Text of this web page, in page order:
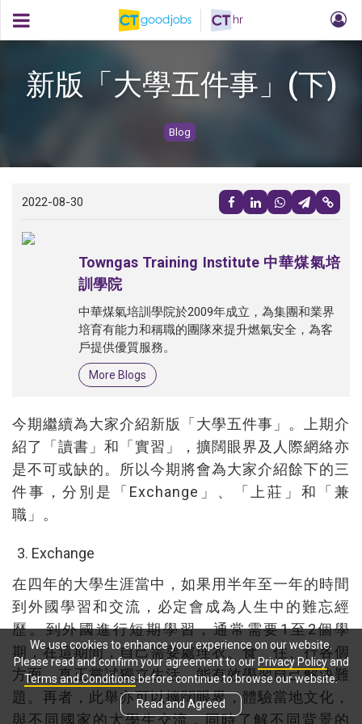
新版「大學五件事」(下)
Blog
2022-08-30
Towngas Training Institute 中華煤氣培
訓學院
中華煤氣培訓學院於2009年成立，為集團和業界
培育有能力和稱職的團隊來提升燃氣安全，為客
戶提供優質服務。
More Blogs
今期繼續為大家介紹新版「大學五件事」。上期介
紹了「讀書」和「實習」，擴闊眼界及人際網絡亦
是不可或缺的。所以今期將會為大家介紹餘下的三
件事，分別是「Exchange」、「上莊」和「兼
職」。
Exchange
在四年的大學生涯當中，如果用半年至一年的時間
到外國學習和交流，必定會成為人生中的難忘經
歷。到外國進行短期學習，通常需要1至2個學
期，在這期間，自己需要處理衣、食、住、行各個
方面，真正嘗試獨立生活，能有效學習自己解決難
題。再者，此舉亦可以擴闊眼界，體驗當地文化，
與不同國家的大學生交流，同時了解不同背景的
We use cookies to enhance your experience on our website.
Please read and confirm your agreement to our Privacy Policyand
Terms and Conditionsbefore continue to browse our website.
Read and Agreed